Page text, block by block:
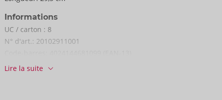
Informations
UC / carton : 8
N° d'art.: 20102911001
Numéro de tarif douanier:
Lire la suite